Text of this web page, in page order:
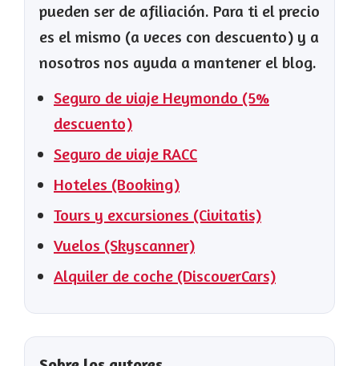
pueden ser de afiliación. Para ti el precio
es el mismo (a veces con descuento) y a
nosotros nos ayuda a mantener el blog.
Seguro de viaje Heymondo (5%
descuento)
Seguro de viaje RACC
Hoteles (Booking)
Tours y excursiones (Civitatis)
Vuelos (Skyscanner)
Alquiler de coche (DiscoverCars)